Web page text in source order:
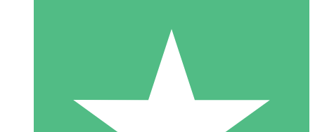
10 Descargas
20 00